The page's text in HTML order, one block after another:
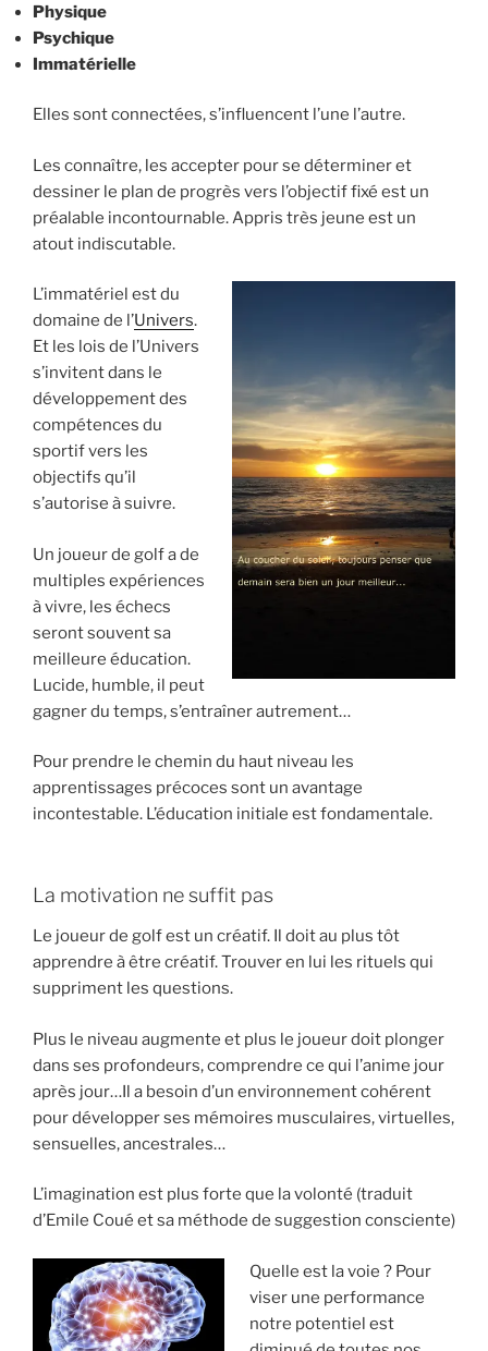
Physique
Psychique
Immatérielle
Elles sont connectées, s’influencent l’une l’autre.
Les connaître, les accepter pour se déterminer et
dessiner le plan de progrès vers l’objectif fixé est un
préalable incontournable. Appris très jeune est un
atout indiscutable.
L’immatériel est du
domaine de l’Univers.
Et les lois de l’Univers
s’invitent dans le
développement des
compétences du
sportif vers les
objectifs qu’il
s’autorise à suivre.
Un joueur de golf a de
multiples expériences
à vivre, les échecs
seront souvent sa
meilleure éducation.
Lucide, humble, il peut
gagner du temps, s’entraîner autrement…
Pour prendre le chemin du haut niveau les
apprentissages précoces sont un avantage
incontestable. L’éducation initiale est fondamentale.
La motivation ne suffit pas
Le joueur de golf est un créatif. Il doit au plus tôt
apprendre à être créatif. Trouver en lui les rituels qui
suppriment les questions.
Plus le niveau augmente et plus le joueur doit plonger
dans ses profondeurs, comprendre ce qui l’anime jour
après jour…Il a besoin d’un environnement cohérent
pour développer ses mémoires musculaires, virtuelles,
sensuelles, ancestrales…
L’imagination est plus forte que la volonté (traduit
d’Emile Coué et sa méthode de suggestion consciente)
Quelle est la voie ? Pour
viser une performance
notre potentiel est